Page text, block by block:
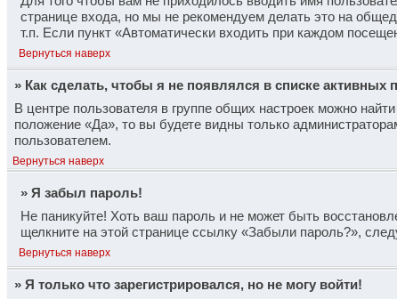
странице входа, но мы не рекомендуем делать это на
т.п. Если пункт «Автоматически входить при каждом
Вернуться наверх
» Как сделать, чтобы я не появлялся в списке активных
В центре пользователя в группе общих настроек можно
положение «Да», то вы будете видны только
пользователем.
Вернуться наверх
» Я забыл пароль!
Не паникуйте! Хоть ваш пароль и не может быть
щелкните на этой странице ссылку «Забыли пароль?»,
Вернуться наверх
» Я только что зарегистрировался, но не могу войти!